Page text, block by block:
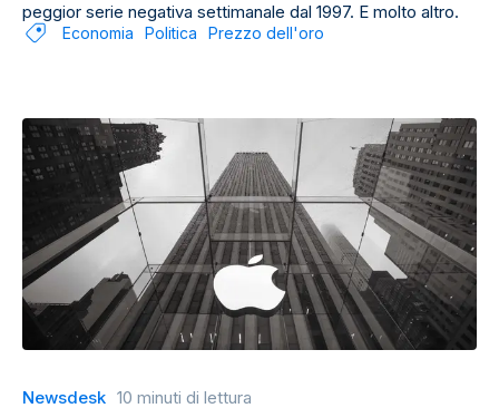
peggior serie negativa settimanale dal 1997. E molto altro.
Economia Politica Prezzo dell'oro
Newsdesk 10 minuti di lettura